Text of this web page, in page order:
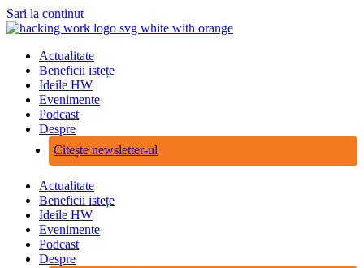
Sari la conținut
Actualitate
Beneficii istețe
Ideile HW
Evenimente
Podcast
Despre
Citește newsletter-ul
Actualitate
Beneficii istețe
Ideile HW
Evenimente
Podcast
Despre